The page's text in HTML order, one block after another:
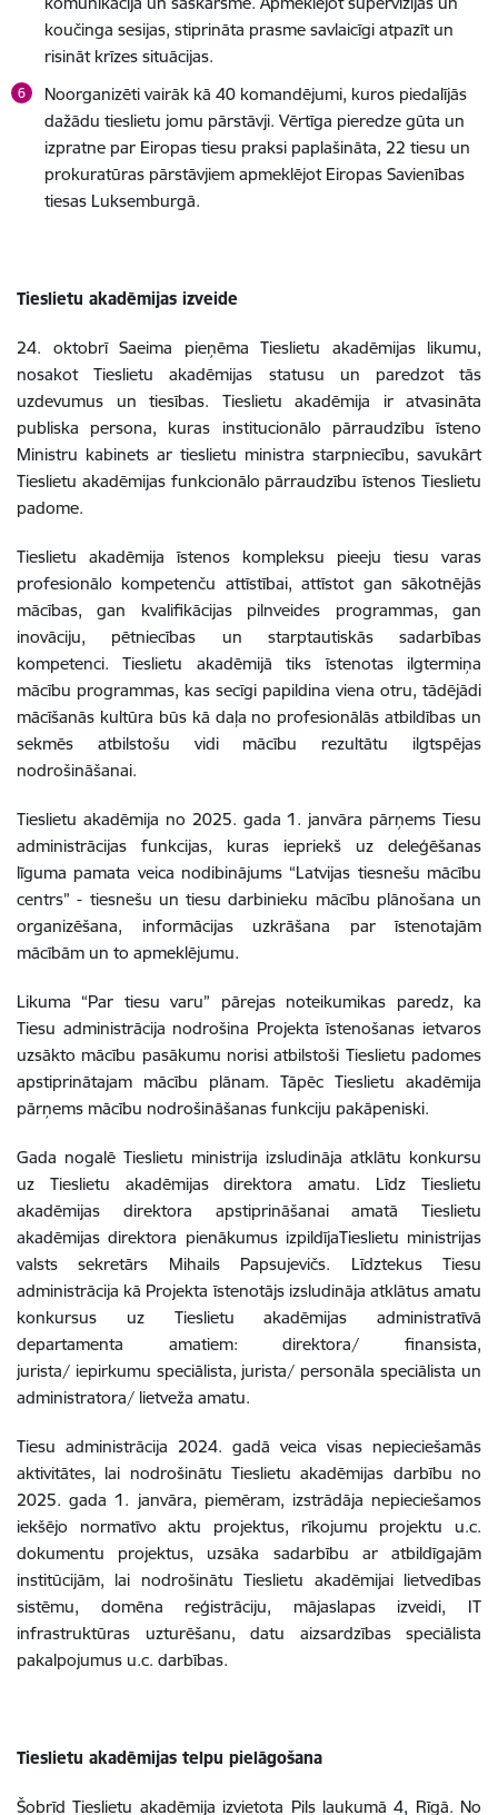
koučinga sesijas, stiprināta prasme savlaicīgi atpazīt un
risināt krīzes situācijas.
Noorganizēti vairāk kā 40 komandējumi, kuros piedalījās
dažādu tieslietu jomu pārstāvji. Vērtīga pieredze gūta un
izpratne par Eiropas tiesu praksi paplašināta, 22 tiesu un
prokuratūras pārstāvjiem apmeklējot Eiropas Savienības
tiesas Luksemburgā.
Tieslietu akadēmijas izveide
24. oktobrī Saeima pieņēma Tieslietu akadēmijas likumu,
nosakot Tieslietu akadēmijas statusu un paredzot tās
uzdevumus un tiesības. Tieslietu akadēmija ir atvasināta
publiska persona, kuras institucionālo pārraudzību īsteno
Ministru kabinets ar tieslietu ministra starpniecību, savukārt
Tieslietu akadēmijas funkcionālo pārraudzību īstenos Tieslietu
padome.
Tieslietu akadēmija īstenos kompleksu pieeju tiesu varas
profesionālo kompetenču attīstībai, attīstot gan sākotnējās
mācības, gan kvalifikācijas pilnveides programmas, gan
inovāciju, pētniecības un starptautiskās sadarbības
kompetenci. Tieslietu akadēmijā tiks īstenotas ilgtermiņa
mācību programmas, kas secīgi papildina viena otru, tādējādi
mācīšanās kultūra būs kā daļa no profesionālās atbildības un
sekmēs atbilstošu vidi mācību rezultātu ilgtspējas
nodrošināšanai.
Tieslietu akadēmija no 2025. gada 1. janvāra pārņems Tiesu
administrācijas funkcijas, kuras iepriekš uz deleģēšanas
līguma pamata veica nodibinājums “Latvijas tiesnešu mācību
centrs” - tiesnešu un tiesu darbinieku mācību plānošana un
organizēšana, informācijas uzkrāšana par īstenotajām
mācībām un to apmeklējumu.
Likuma “Par tiesu varu” pārejas noteikumikas paredz, ka
Tiesu administrācija nodrošina Projekta īstenošanas ietvaros
uzsākto mācību pasākumu norisi atbilstoši Tieslietu padomes
apstiprinātajam mācību plānam. Tāpēc Tieslietu akadēmija
pārņems mācību nodrošināšanas funkciju pakāpeniski.
Gada nogalē Tieslietu ministrija izsludināja atklātu konkursu
uz Tieslietu akadēmijas direktora amatu. Līdz Tieslietu
akadēmijas direktora apstiprināšanai amatā Tieslietu
akadēmijas direktora pienākumus izpildījaTieslietu ministrijas
valsts sekretārs Mihails Papsujevičs. Līdztekus Tiesu
administrācija kā Projekta īstenotājs izsludināja atklātus amatu
konkursus uz Tieslietu akadēmijas administratīvā
departamenta amatiem: direktora/ finansista,
jurista/ iepirkumu speciālista, jurista/ personāla speciālista un
administratora/ lietveža amatu.
Tiesu administrācija 2024. gadā veica visas nepieciešamās
aktivitātes, lai nodrošinātu Tieslietu akadēmijas darbību no
2025. gada 1. janvāra, piemēram, izstrādāja nepieciešamos
iekšējo normatīvo aktu projektus, rīkojumu projektu u.c.
dokumentu projektus, uzsāka sadarbību ar atbildīgajām
institūcijām, lai nodrošinātu Tieslietu akadēmijai lietvedības
sistēmu, domēna reģistrāciju, mājaslapas izveidi, IT
infrastruktūras uzturēšanu, datu aizsardzības speciālista
pakalpojumus u.c. darbības.
Tieslietu akadēmijas telpu pielāgošana
Šobrīd Tieslietu akadēmija izvietota Pils laukumā 4, Rīgā. No